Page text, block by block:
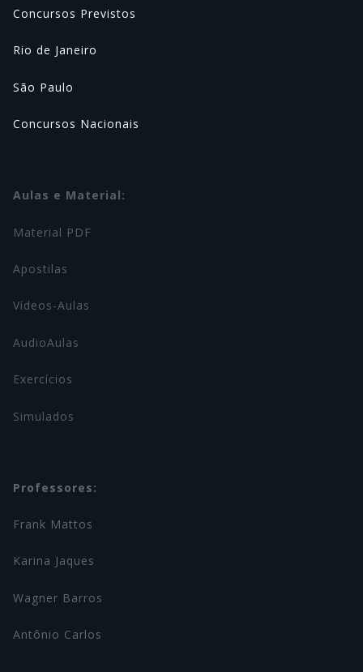
Concursos Previstos
Rio de Janeiro
São Paulo
Concursos Nacionais
Aulas e Material:
Material PDF
Apostilas
Vídeos-Aulas
AudioAulas
Exercícios
Simulados
Professores:
Frank Mattos
Karina Jaques
Wagner Barros
Antônio Carlos